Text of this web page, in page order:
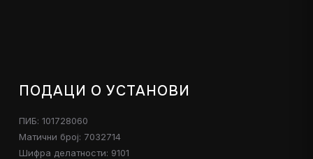
ПОДАЦИ О УСТАНОВИ
ПИБ: 101728060
Матични број: 7032714
Шифра делатности: 9101